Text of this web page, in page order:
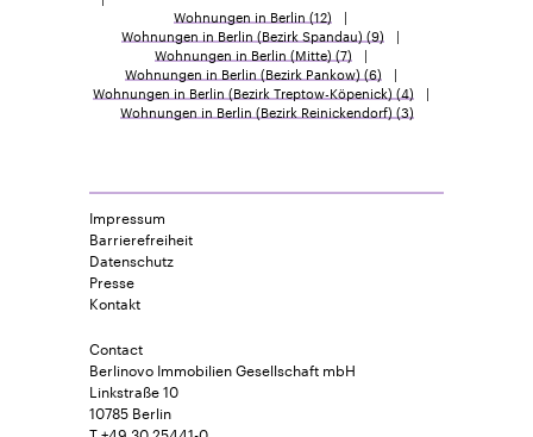
Wohnungen in Berlin (12)
Wohnungen in Berlin (Bezirk Spandau) (9)
Wohnungen in Berlin (Mitte) (7)
Wohnungen in Berlin (Bezirk Pankow) (6)
Wohnungen in Berlin (Bezirk Treptow-Köpenick) (4)
Wohnungen in Berlin (Bezirk Reinickendorf) (3)
Impressum
Barrierefreiheit
Datenschutz
Presse
Kontakt
Contact
Berlinovo Immobilien Gesellschaft mbH
Linkstraße 10
10785 Berlin